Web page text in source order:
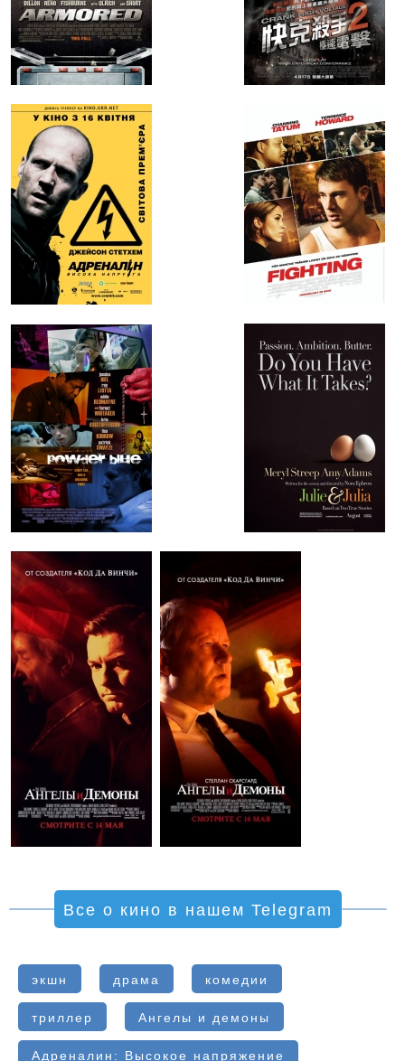
Все о кино в нашем Telegram
экшн драма комедии
триллер Ангелы и демоны
Адреналин: Высокое напряжение